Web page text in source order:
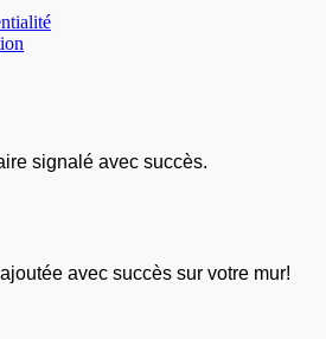
signalé avec succès.
avec succès sur votre mur!